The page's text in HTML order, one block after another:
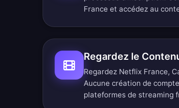
France et accédez au
Regardez le
Regardez Netflix France,
Aucune création de
plateformes de streaming